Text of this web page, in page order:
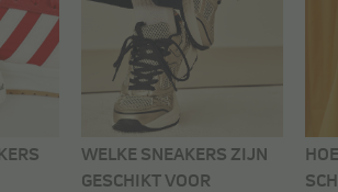
WELKE SNEAKERS ZIJN
GESCHIKT VOOR